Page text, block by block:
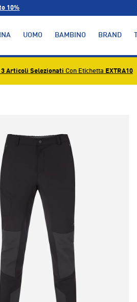
10%
UOMO BAMBINO BRAND
3 Articoli Selezionati Con Etichetta EXTRA10